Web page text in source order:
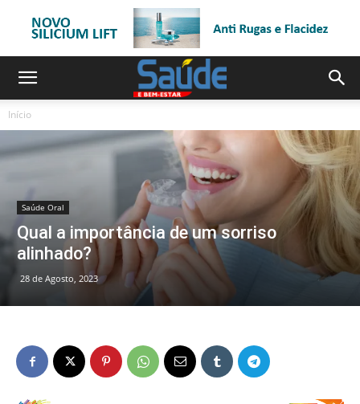
Início
Saúde Oral
Qual a importância de um sorriso
alinhado?
28 de Agosto, 2023